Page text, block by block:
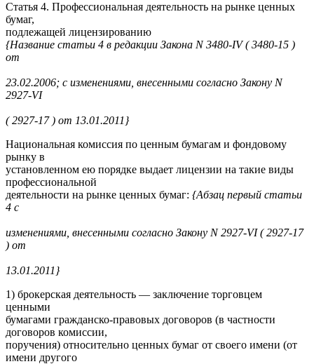
Статья 4. Профессиональная деятельность на рынке ценных
бумаг,
подлежащей лицензированию
{Название статьи 4 в редакции Закона N 3480-IV ( 3480-15 )
от
23.02.2006; с изменениями, внесенными согласно Закону N
2927-VI
( 2927-17 ) от 13.01.2011}
Национальная комиссия по ценным бумагам и фондовому
рынку в
установленном ею порядке выдает лицензии на такие виды
профессиональной
деятельности на рынке ценных бумаг: {Абзац первый статьи
4 с
изменениями, внесенными согласно Закону N 2927-VI ( 2927-17
) от
13.01.2011}
1) брокерская деятельность — заключение торговцем
ценными
бумагами гражданско-правовых договоров (в частности
договоров комиссии,
поручения) относительно ценных бумаг от своего имени (от
имени другого